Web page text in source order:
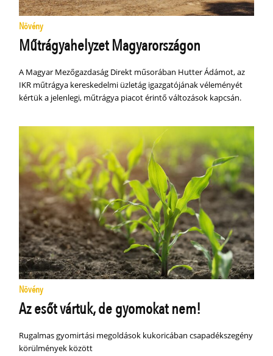
Növény
Műtrágyahelyzet Magyarországon
A Magyar Mezőgazdaság Direkt műsorában Hutter Ádámot, az
IKR műtrágya kereskedelmi üzletág igazgatójának véleményét
kértük a jelenlegi, műtrágya piacot érintő változások kapcsán.
Növény
Az esőt vártuk, de gyomokat nem!
Rugalmas gyomirtási megoldások kukoricában csapadékszegény
körülmények között